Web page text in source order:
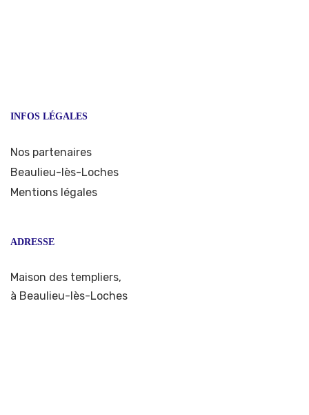
INFOS LÉGALES
Nos partenaires
Beaulieu-lès-Loches
Mentions légales
ADRESSE
Maison des templiers,
à Beaulieu-lès-Loches